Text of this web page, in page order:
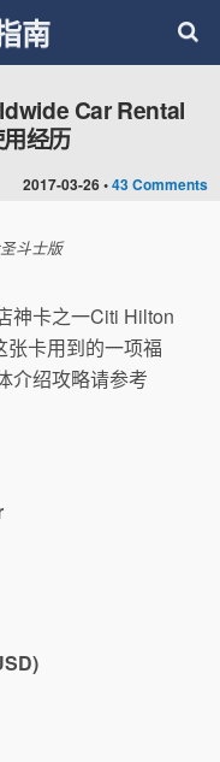
南
2017-03-26 •43 Comments
Car Rental
经历
斗士版
神卡之一Citi Hilton
卡用到的一项福
介绍攻略请参考